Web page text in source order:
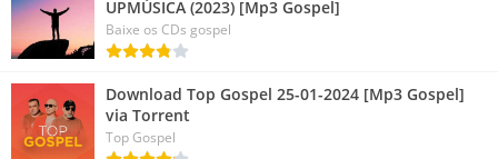
UPMÚSICA (2023) [Mp3 Gospel]
Baixe os CDs gospel
Download Top Gospel 25-01-2024 [Mp3 Gospel]
via Torrent
Top Gospel